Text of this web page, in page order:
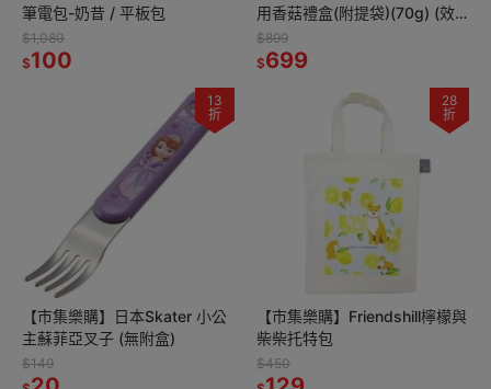
筆電包-奶昔 / 平板包
$1,080
$100
用香菇禮盒(附提袋)(70g) (效
期2027/03/28)
$899
$699
13
折
【市集樂購】日本Skater 小公
主蘇菲亞叉子 (無附盒)
$149
28
折
【市集樂購】Friendshill檸檬與
柴柴托特包
$450